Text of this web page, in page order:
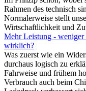
Rahmen des technisch
Normalerweise stellt
Wirtschaftlichkeit und
Mehr Leistung -
wirklich?
Was zuerst wie ein
durchaus logisch zu
Fahrweise und frühem
Verbrauch auch beim